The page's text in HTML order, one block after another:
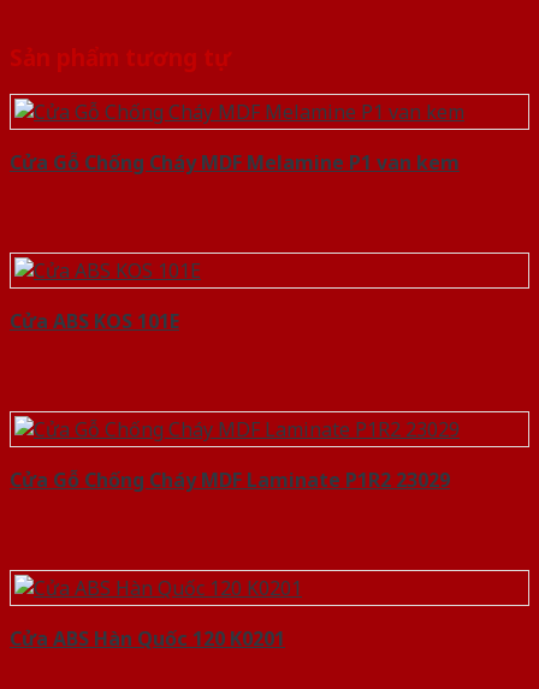
Sản phẩm tương tự
Cửa Gỗ Chống Cháy MDF Melamine P1 van kem
Cửa ABS KOS 101E
Cửa Gỗ Chống Cháy MDF Laminate P1R2 23029
Cửa ABS Hàn Quốc 120 K0201